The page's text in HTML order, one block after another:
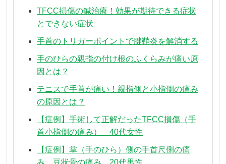
TFCC損傷の鍼治療！効果が期待できる症状
とできない症状
手首のトリガーポイントで腱鞘炎を解消する
手のひらの親指の付け根のふくらみが痛い原
因とは？
テニスで手首が痛い！親指側と小指側の痛み
の原因とは？
【症例】手術して正解だったTFCC損傷（手
首小指側の痛み） 40代女性
【症例】掌（手のひら）側の手首尺側の痛